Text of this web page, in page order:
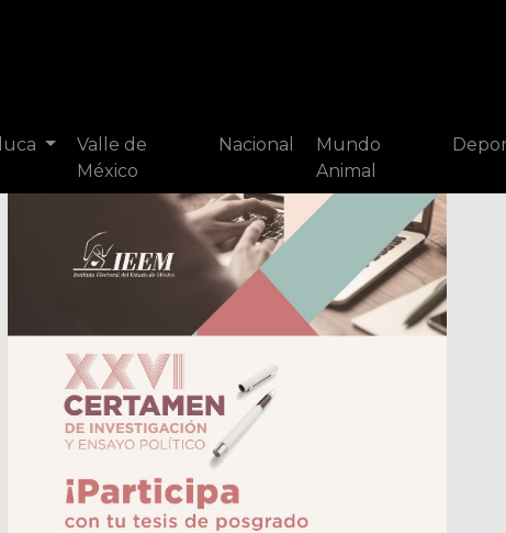
Valle de
México
Nacional
Mundo
Animal